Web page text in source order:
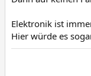
Elektronik ist
Hier würde es